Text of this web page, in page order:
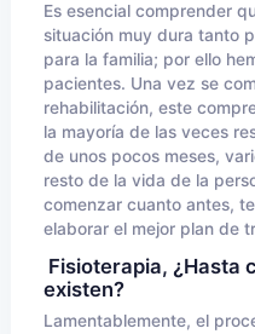
Es esencial comprender
situación muy dura tanto
para la familia; por ello
pacientes. Una vez se
rehabilitación, este
la mayoría de las veces
de unos pocos meses,
resto de la vida de la
comenzar cuanto antes,
elaborar el mejor plan de
Fisioterapia, ¿Hasta
existen?
Lamentablemente, el